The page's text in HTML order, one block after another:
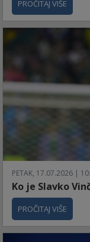
PROČITAJ VIŠE
PETAK, 17.07.2026 |
Ko je Slavko
PROČITAJ VIŠE